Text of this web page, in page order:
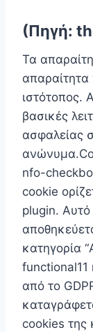
(Πηγή:
Τα
απαραίτητα
ιστότοπος.
βασικές
ασφαλείας
nfo-
cookie
plugin. Αυτό
κατηγορία
functional11
από το
cookies της